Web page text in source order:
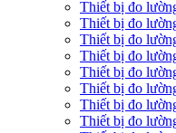
Thiết bị đo
Thiết bị đo
Thiết bị đo
Thiết bị đo
Thiết bị đo
Thiết bị đo
Thiết bị đo
Thiết bị đo